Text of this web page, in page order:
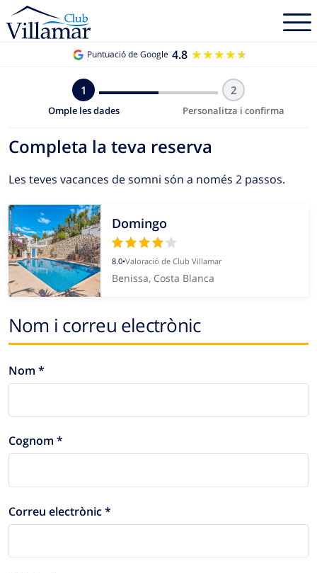
Puntuació de Google 4.8 ★★★★★
★★★★★
1
Omple les dades
2
Personalitza i confirma
Completa la teva reserva
Les teves vacances de somni són a només 2 passos.
Domingo
8.0•Valoració de Club Villamar
Benissa, Costa Blanca
Nom i correu electrònic
Nom *
Cognom *
Correu electrònic *